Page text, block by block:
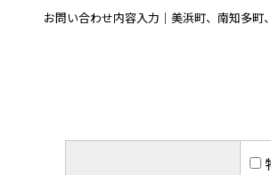
お問い合わせ内容入力｜美浜町、南知多